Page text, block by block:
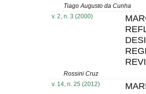
Tiago Augusto da Cunha
v. 2, n. 3 (2000)
Rossini Cruz
v. 14, n. 25 (2012)